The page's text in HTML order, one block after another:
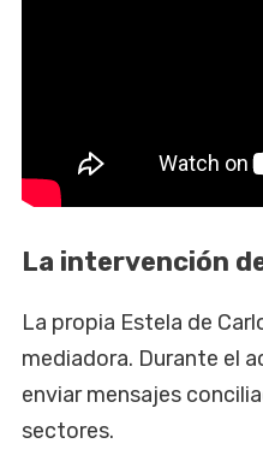
La intervención
La propia Estela de
mediadora. Durante el
enviar mensajes
sectores.